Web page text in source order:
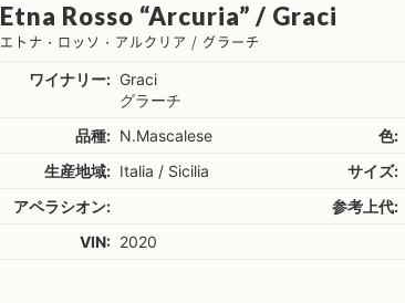
Etna Rosso “Arcuria” / Graci
エトナ・ロッソ・アルクリア / グラーチ
ワイナリー: Graci
グラーチ
品種: N.Mascalese 色:
生産地域: Italia / Sicilia サイズ:
アペラシオン:
参考上代:
VIN: 2020